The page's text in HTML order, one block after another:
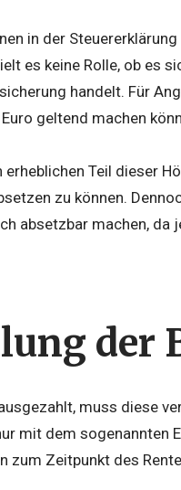
in der
es keine Rolle, ob es
handelt. Für
geltend machen
Teil dieser
zu können.
absetzbar machen, da
der
muss diese
mit dem sogenannten
zum Zeitpunkt des